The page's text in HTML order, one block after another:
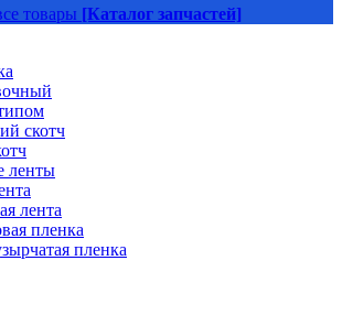
товары [Каталог запчастей]
скотч
ленты
лента
пленка
пленка